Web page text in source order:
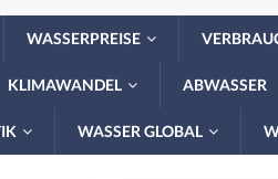
WASSERPREISE
KLIMAWANDEL ABWASSER
WASSER GLOBAL